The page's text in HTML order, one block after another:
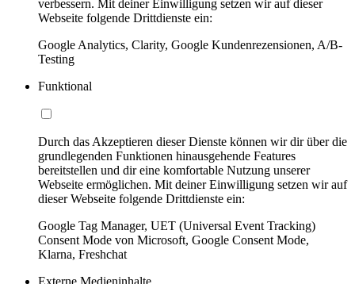
verbessern. Mit deiner Einwilligung setzen wir auf dieser
Webseite folgende Drittdienste ein:
Google Analytics, Clarity, Google Kundenrezensionen, A/B-
Testing
Funktional
Durch das Akzeptieren dieser Dienste können wir dir über die
grundlegenden Funktionen hinausgehende Features
bereitstellen und dir eine komfortable Nutzung unserer
Webseite ermöglichen. Mit deiner Einwilligung setzen wir auf
dieser Webseite folgende Drittdienste ein:
Google Tag Manager, UET (Universal Event Tracking)
Consent Mode von Microsoft, Google Consent Mode,
Klarna, Freshchat
Externe Medieninhalte